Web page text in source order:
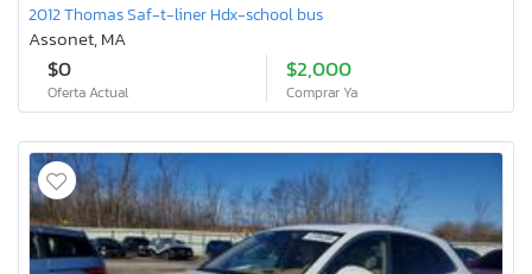
2012 Thomas Saf-t-liner Hdx-school bus
Assonet, MA
$0
Oferta Actual
$2,000
Comprar Ya